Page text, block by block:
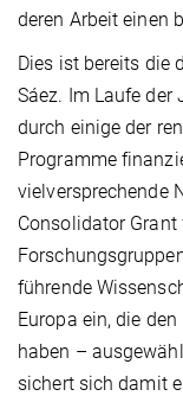
deren Arbeit einen
Dies ist bereits die
Sáez. Im Laufe der
durch einige der
Programme
vielversprechende
Consolidator
führende
Europa ein, die
haben –
sichert sich damit